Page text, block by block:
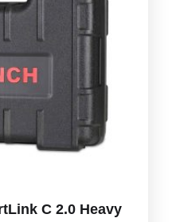
C 2.0 Heavy